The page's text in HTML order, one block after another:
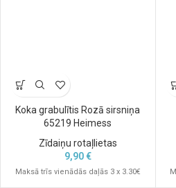
Koka grabulītis Rozā sirsniņa
65219 Heimess
Zīdaiņu rotaļlietas
9,90€
Maksā trīs vienādās daļās 3 x 3.30€